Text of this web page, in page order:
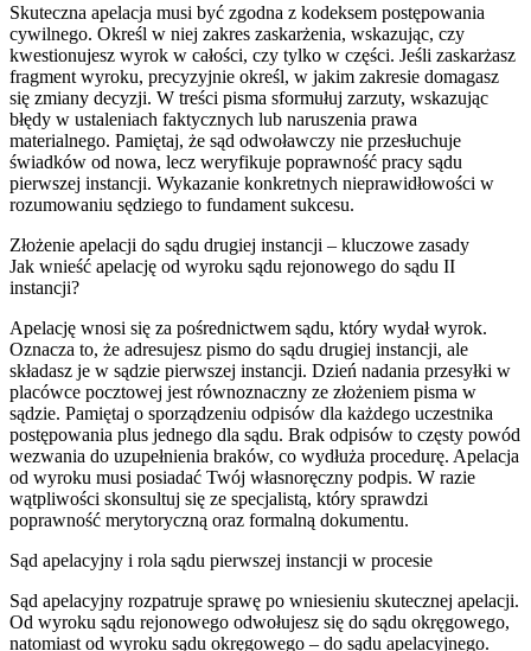
Skuteczna apelacja musi być zgodna z kodeksem postępowania
cywilnego. Określ w niej zakres zaskarżenia, wskazując, czy
kwestionujesz wyrok w całości, czy tylko w części. Jeśli zaskarżasz
fragment wyroku, precyzyjnie określ, w jakim zakresie domagasz
się zmiany decyzji. W treści pisma sformułuj zarzuty, wskazując
błędy w ustaleniach faktycznych lub naruszenia prawa
materialnego. Pamiętaj, że sąd odwoławczy nie przesłuchuje
świadków od nowa, lecz weryfikuje poprawność pracy sądu
pierwszej instancji. Wykazanie konkretnych nieprawidłowości w
rozumowaniu sędziego to fundament sukcesu.
Złożenie apelacji do sądu drugiej instancji – kluczowe zasady
Jak wnieść apelację od wyroku sądu rejonowego do sądu II
instancji?
Apelację wnosi się za pośrednictwem sądu, który wydał wyrok.
Oznacza to, że adresujesz pismo do sądu drugiej instancji, ale
składasz je w sądzie pierwszej instancji. Dzień nadania przesyłki w
placówce pocztowej jest równoznaczny ze złożeniem pisma w
sądzie. Pamiętaj o sporządzeniu odpisów dla każdego uczestnika
postępowania plus jednego dla sądu. Brak odpisów to częsty powód
wezwania do uzupełnienia braków, co wydłuża procedurę. Apelacja
od wyroku musi posiadać Twój własnoręczny podpis. W razie
wątpliwości skonsultuj się ze specjalistą, który sprawdzi
poprawność merytoryczną oraz formalną dokumentu.
Sąd apelacyjny i rola sądu pierwszej instancji w procesie
Sąd apelacyjny rozpatruje sprawę po wniesieniu skutecznej apelacji.
Od wyroku sądu rejonowego odwołujesz się do sądu okręgowego,
natomiast od wyroku sądu okręgowego – do sądu apelacyjnego.